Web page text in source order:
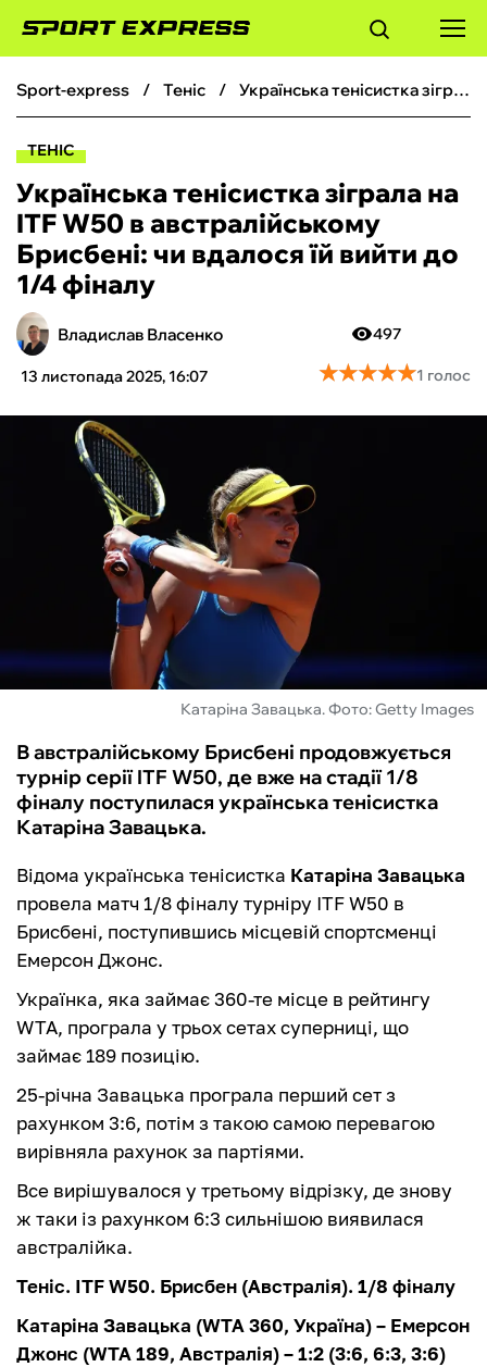
ФУТБОЛ
БОКС
ХОКЕЙ
ТЕНІС
КІБЕРСПОРТ
ЧС-2026
ФУТЗАЛ
БУКМЕКЕРИ
sport-express теніс Українська тенісистка зіграла на ITF W50 в австралійському Брисбені: чи вдалося їй вийти до 1/4 фіналу
ТЕНІС
Українська тенісистка зіграла на
ITF W50 в австралійському
Брисбені: чи вдалося їй вийти до
1/4 фіналу
Владислав Власенко
13 листопада 2025, 16:07
497
★★★★★
★★★★★1 голос
Катаріна Завацька. Фото: Getty Images
В австралійському Брисбені продовжується
турнір серії ITF W50, де вже на стадії 1/8
фіналу поступилася українська тенісистка
Катаріна Завацька.
Відома українська тенісистка Катаріна Завацька
провела матч 1/8 фіналу турніру ITF W50 в
Брисбені, поступившись місцевій спортсменці
Емерсон Джонс.
Українка, яка займає 360-те місце в рейтингу
WTA, програла у трьох сетах суперниці, що
займає 189 позицію.
25-річна Завацька програла перший сет з
рахунком 3:6, потім з такою самою перевагою
вирівняла рахунок за партіями.
Все вирішувалося у третьому відрізку, де знову
ж таки із рахунком 6:3 сильнішою виявилася
австралійка.
Теніс. ITF W50. Брисбен (Австралія). 1/8 фіналу
Катаріна Завацька (WTA 360, Україна) – Емерсон
Джонс (WTA 189, Австралія) – 1:2 (3:6, 6:3, 3:6)